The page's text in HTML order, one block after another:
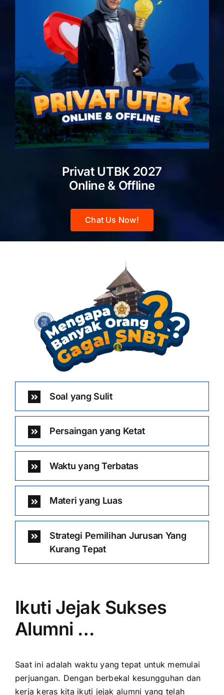
Privat UTBK 2027
Online & Offline
Chat Us Now!
Soal yang Sulit
Persaingan yang Ketat
Waktu yang Terbatas
Materi yang Luas
Strategi Pemilihan Jurusan Yang
Kurang Tepat
Ikuti Jejak Sukses
Alumni …
Saat ini adalah waktu yang tepat untuk memulai
perjuangan. Dengan berbekal kesungguhan dan
kerja keras kita ikuti jejak alumni yang telah